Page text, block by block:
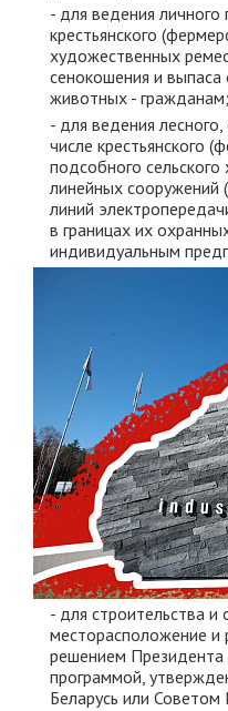
- для ведения личного
крестьянского
художественных
сенокошения и выпаса
животных - гражданам;
- для ведения
числе крестьянского
подсобного
линейных сооружений
линий
в границах их
индивидуальным
- для строительства
месторасположение и
решением Президента
программой,
Беларусь или Советом